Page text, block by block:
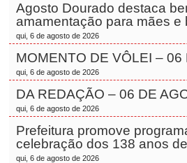
Agosto Dourado destaca
amamentação para mães e
qui, 6 de agosto de 2026
MOMENTO DE VÔLEI – 06
qui, 6 de agosto de 2026
DA REDAÇÃO – 06 DE
qui, 6 de agosto de 2026
Prefeitura promove
celebração dos 138 anos
qui, 6 de agosto de 2026